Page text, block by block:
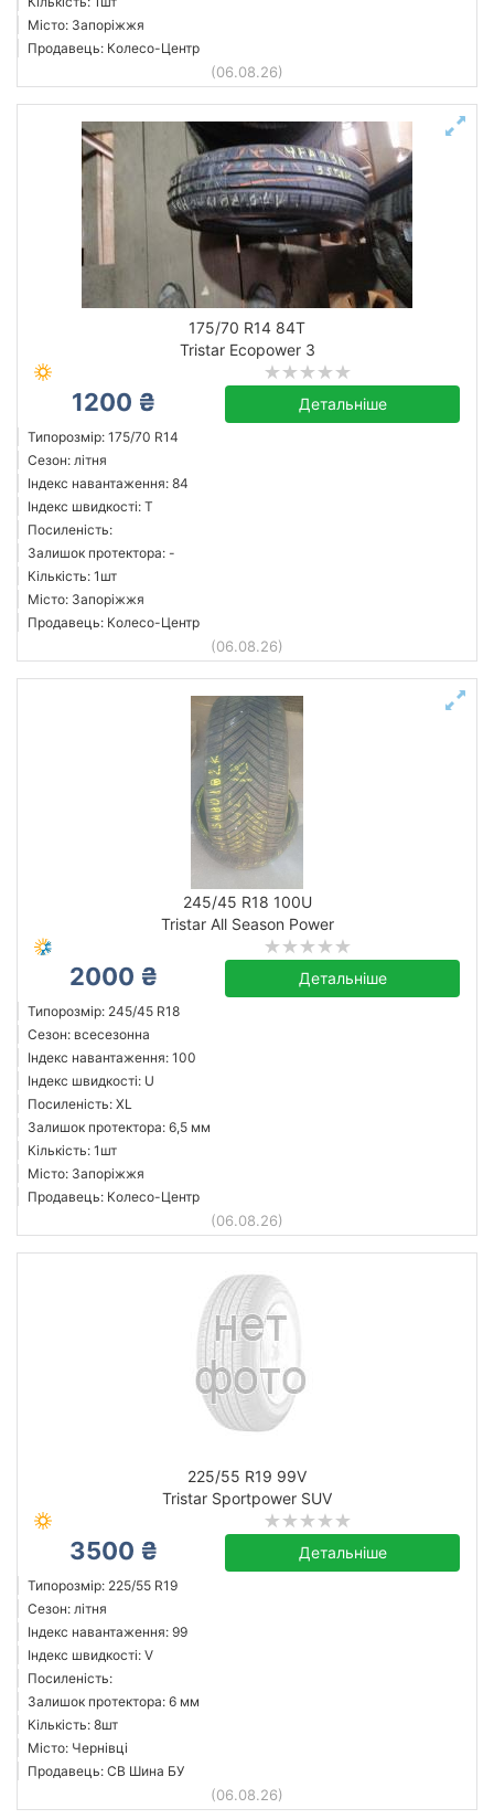
Місто: Запоріжжя
Продавець: Колесо-Центр
(06.08.26)
175/70 R14 84T
Tristar Ecopower 3
1200 ₴ Детальніше
Типорозмір: 175/70 R14
Сезон: літня
Індекс навантаження: 84
Індекс швидкості: T
Посиленість:
Залишок протектора: -
Кількість: 1шт
Місто: Запоріжжя
Продавець: Колесо-Центр
(06.08.26)
245/45 R18 100U
Tristar All Season Power
2000 ₴ Детальніше
Типорозмір: 245/45 R18
Сезон: всесезонна
Індекс навантаження: 100
Індекс швидкості: U
Посиленість: XL
Залишок протектора: 6,5 мм
Кількість: 1шт
Місто: Запоріжжя
Продавець: Колесо-Центр
(06.08.26)
225/55 R19 99V
Tristar Sportpower SUV
3500 ₴ Детальніше
Типорозмір: 225/55 R19
Сезон: літня
Індекс навантаження: 99
Індекс швидкості: V
Посиленість:
Залишок протектора: 6 мм
Кількість: 8шт
Місто: Чернівці
Продавець: СВ Шина БУ
(06.08.26)